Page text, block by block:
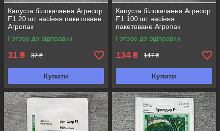
Капуста білокачанна Агресор
F1 20 шт насіння пакетоване
Агропак
Готово до відправки
31 ₴ 37 ₴
Купити
Капуста білокачанна Агресор
F1 100 шт насіння
пакетоване Агропак
Готово до відправки
134 ₴ 147 ₴
Купити